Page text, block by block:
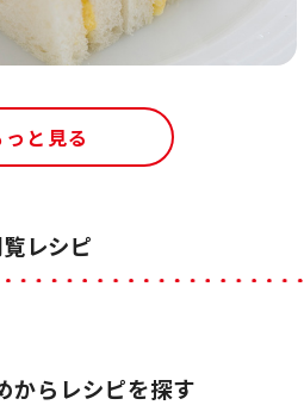
っと見る
レシピ
からレシピを探す